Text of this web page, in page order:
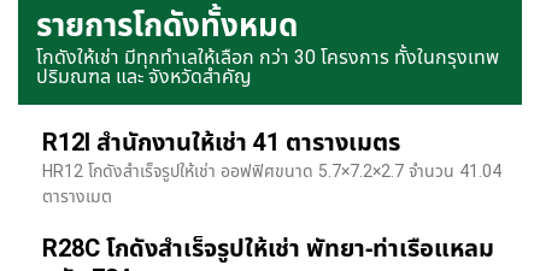
รายการโกดังทั้งหมด
โกดังให้เช่า มีทุกทำเลให้เลือก กว่า 30 โครงการ ทั้งในกรุงเทพ
ปริมณฑล และ จังหวัดสำคัญ
R12I สำนักงานให้เช่า 41 ตารางเมตร
HR12 โกดังสำเร็จรูปให้เช่า ออฟฟิศขนาด 5.7×7.2×2.7 จำนวน 41.04
ตารางเมต
R28C โกดังสำเร็จรูปให้เช่า พัทยา-ท่าเรือแหลม